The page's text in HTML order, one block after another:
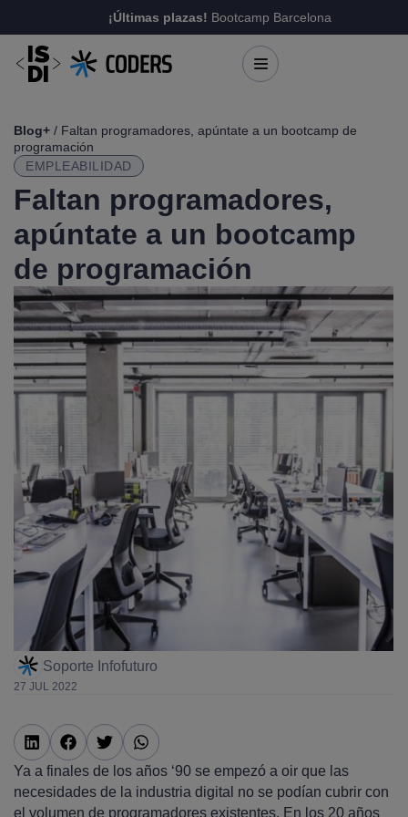
¡Últimas plazas! Bootcamp Barcelona
Blog+ / Faltan programadores, apúntate a un bootcamp de
programación
EMPLEABILIDAD
Faltan programadores,
apúntate a un bootcamp
de programación
Soporte Infofuturo
27 JUL 2022
Ya a finales de los años ‘90 se empezó a oir que las
necesidades de la industria digital no se podían cubrir con
el volumen de programadores existentes. En los 20 años